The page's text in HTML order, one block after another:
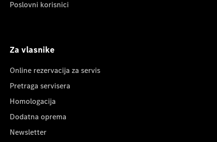
Poslovni korisnici
Za vlasnike
Online rezervacija za servis
Pretraga servisera
Homologacija
Dodatna oprema
Newsletter